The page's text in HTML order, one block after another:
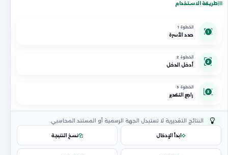
طريقة الاستخدام
1
الخطوة 1
حدد الأسرة
2
الخطوة 2
أدخل الدخل
3
الخطوة 3
راجع التقدير
النتائج التقديرية لا تستبدل الجهة الرسمية أو المستند المحاسبي.
ابدأ الإدخال نسخ النتيجة